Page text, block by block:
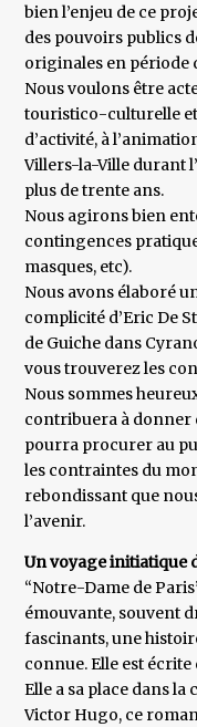
bien l’enjeu de ce
des pouvoirs publics
originales en période
Nous voulons être
touristico-culturelle
d’activité, à
Villers-la-Ville durant
plus de trente ans.
Nous agirons bien
contingences
masques, etc).
Nous avons élaboré
complicité d’Eric De
de Guiche dans
vous trouverez les
Nous sommes
contribuera à donner
pourra procurer au
les contraintes du
rebondissant que
l’avenir.
Un voyage initiatique
“Notre-Dame de
émouvante, souvent
fascinants, une
connue. Elle est
Elle a sa place dans la
Victor Hugo, ce